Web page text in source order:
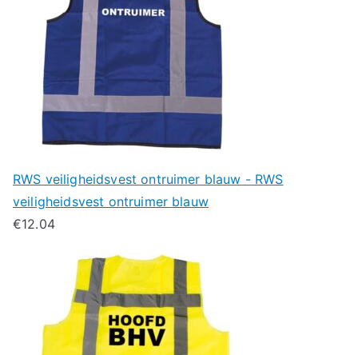
RWS veiligheidsvest ontruimer blauw - RWS
veiligheidsvest ontruimer blauw
€12.04